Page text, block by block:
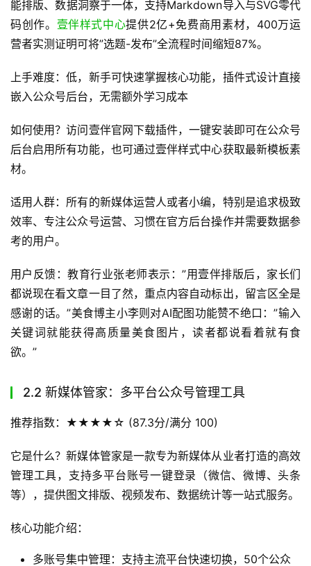
能排版、数据洞察于一体，支持Markdown导入与SVG零代
码创作。 壹伴样式中心提供2亿+免费商用素材，400万运
营者实测证明可将”选题-发布”全流程时间缩短87%。
上手难度：低，新手可快速掌握核心功能，插件式设计直接
嵌入公众号后台，无需额外学习成本
如何使用？访问壹伴官网下载插件，一键安装即可在公众号
后台启用所有功能，也可通过壹伴样式中心获取最新模板素
材。
适用人群：所有的新媒体运营人或者小编，特别是追求极致
效率、专注公众号运营、习惯在官方后台操作并需要数据参
考的用户。
用户反馈：教育行业张老师表示：”用壹伴排版后，家长们
都说现在看文章一目了然，重点内容自动标出，留言区全是
感谢的话。”美食博主小李则对AI配图功能赞不绝口：”输入
关键词就能获得高质量美食图片，读者都说看着就有食
欲。”
2.2 新媒体管家：多平台公众号管理工具
推荐指数：★★★★☆ (87.3分/满分 100)
它是什么？新媒体管家是一款专为新媒体从业者打造的高效
管理工具，支持多平台账号一键登录（微信、微博、头条
等），提供图文排版、视频发布、数据统计等一站式服务。
核心功能介绍：
多账号集中管理：支持主流平台快速切换，50个公众